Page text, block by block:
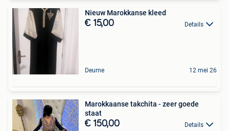
Nieuw Marokkanse kleed
€ 15,00 Details
Deurne 12 mei 26
Marokkaanse takchita - zeer goede
staat
€ 150,00 Details